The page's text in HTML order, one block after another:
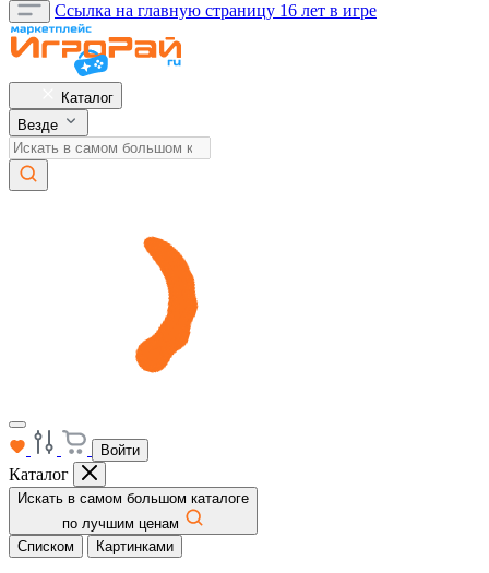
Ссылка на главную страницу 16 лет в игре
Каталог
Везде
Войти
Каталог
Искать в самом большом каталоге
по лучшим ценам
Списком
Картинками